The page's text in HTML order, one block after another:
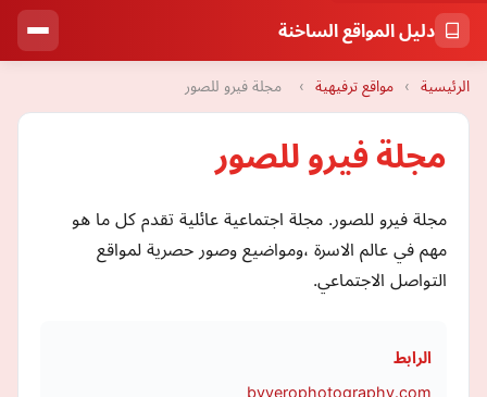
دليل المواقع الساخنة
الرئيسية › مواقع ترفيهية › مجلة فيرو للصور
مجلة فيرو للصور
مجلة فيرو للصور. مجلة اجتماعية عائلية تقدم كل ما هو
مهم في عالم الاسرة ،ومواضيع وصور حصرية لمواقع
التواصل الاجتماعي.
الرابط
byverophotography.com